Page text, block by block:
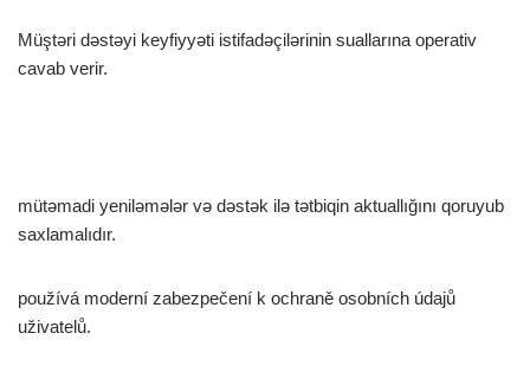
Müştəri dəstəyi keyfiyyəti istifadəçilərinin suallarına operativ
cavab verir.
mütəmadi yeniləmələr və dəstək ilə tətbiqin aktuallığını qoruyub
saxlamalıdır.
používá moderní zabezpečení k ochraně osobních údajů
uživatelů.